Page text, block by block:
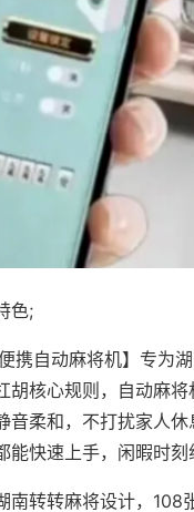
色;
便携自动麻将机】专
胡核心规则，自动麻
音柔和，不打扰家人
能快速上手，闲暇时刻
南转转麻将设计，108